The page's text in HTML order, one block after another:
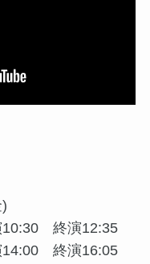
終演12:35
終演16:05